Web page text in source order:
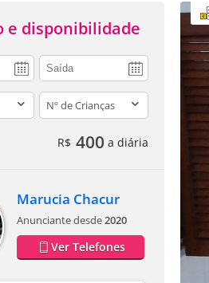
e disponibilidade
children
R$ 400 a diária
Marucia Chacur
Anunciante desde2020
Ver Telefones